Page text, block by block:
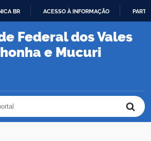
PARA
CONTEÚDO
BR ACESSO À INFORMAÇÃO
Federal dos Vales
e Mucuri